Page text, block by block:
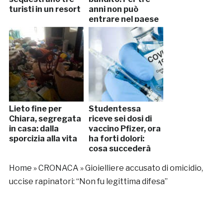
turisti in un resort
anni non può
entrare nel paese
Lieto fine per
Chiara, segregata
in casa: dalla
sporcizia alla vita
Studentessa
riceve sei dosi di
vaccino Pfizer, ora
ha forti dolori:
cosa succederà
Home »CRONACA »Gioielliere accusato di omicidio,
uccise rapinatori: “Non fu legittima difesa”